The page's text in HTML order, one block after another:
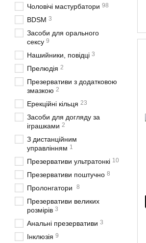
Чоловічі мастурбатори 98
BDSM 3
Засоби для орального
сексу 9
Нашийники, повідці 3
Прелюдія 2
Презервативи з додатковою
змазкою 2
Ерекційні кільця 23
Засоби для догляду за
іграшками 2
З дистанційним
управлінням 1
Презервативи ультратонкі 10
Презервативи поштучно 8
Пролонгатори 8
Презервативи великих
розмірів 3
Анальні презервативи 3
Інклюзія 9